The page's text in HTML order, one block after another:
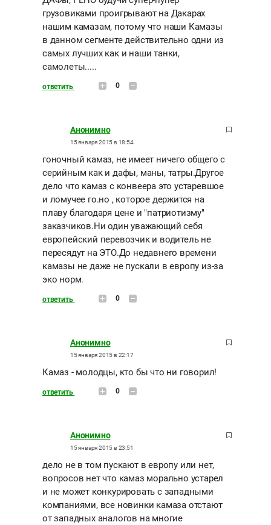
грузовиками проигрывают на Дакарах
нашим камазам, потому что наши Камазы
в данном сегменте действительно одни из
самых лучших как и наши танки,
самолеты.....
ответить 0
Анонимно
15 января 2015 в 18:54
гоночный камаз, не имеет ничего общего с
серийным как и дафы, маны, татры.Другое
дело что камаз с конвеера это устаревшое
и ломучее го.но , которое держится на
плаву благодаря цене и "патриотизму"
заказчиков.Ни один уважающий себя
европейский перевозчик и водитель не
пересядут на ЭТО.До недавнего времени
камазы не даже не пускали в европу из-за
эко норм.
ответить 0
Анонимно
15 января 2015 в 22:17
Камаз - молодцы, кто бы что ни говорил!
ответить 0
Анонимно
15 января 2015 в 23:51
дело не в том пускают в европу или нет,
вопросов нет что камаз морально устарел
и не может конкурировать с западными
компаниями, все новинки камаза отстают
от западных аналогов на многие